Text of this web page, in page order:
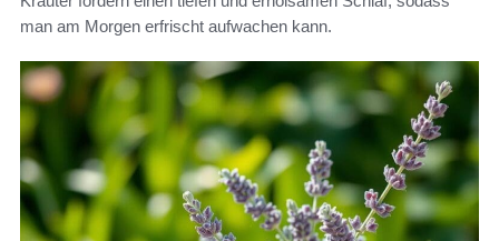
man am Morgen erfrischt aufwachen kann.